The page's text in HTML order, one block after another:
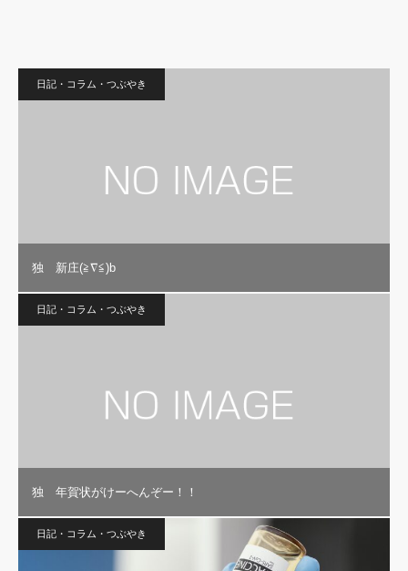
日記・コラム・つぶやき
独 新庄(≧∇≦)b
日記・コラム・つぶやき
独 年賀状がけーへんぞー！！
日記・コラム・つぶやき